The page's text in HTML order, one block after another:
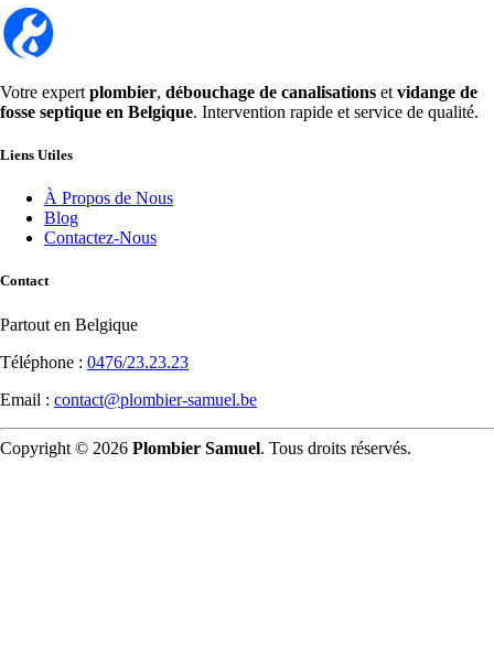
Votre expert plombier, débouchage de canalisations et vidange de
fosse septique en Belgique. Intervention rapide et service de qualité.
Liens Utiles
À Propos de Nous
Blog
Contactez-Nous
Contact
Partout en Belgique
Téléphone : 0476/23.23.23
Email : contact@plombier-samuel.be
Copyright © 2026 Plombier Samuel. Tous droits réservés.